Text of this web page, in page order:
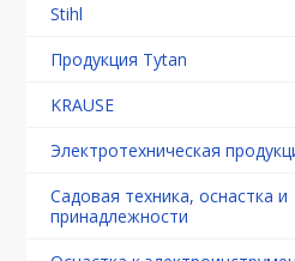
Stihl
Продукция Tytan
KRAUSE
Электротехническая
Садовая техника, оснастка и
принадлежности